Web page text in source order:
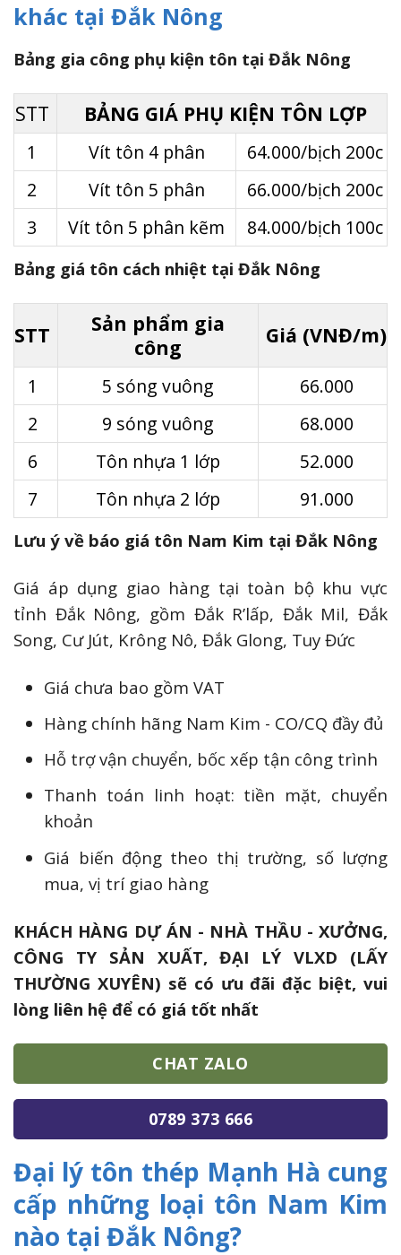
khác tại Đắk Nông
Bảng gia công phụ kiện tôn tại Đắk Nông
STT BẢNG GIÁ PHỤ KIỆN TÔN LỢP
1 Vít tôn 4 phân
64.000/bịch 200c
2
Vít tôn 5 phân
66.000/bịch 200c
3
Vít tôn 5 phân kẽm 84.000/bịch 100c
Bảng giá tôn cách nhiệt tại Đắk Nông
STT
Sản phẩm gia
công
Giá (VNĐ/m)
1 5 sóng vuông
66.000
2
9 sóng vuông
68.000
6
Tôn nhựa 1 lớp
52.000
7
Tôn nhựa 2 lớp 91.000
Lưu ý về báo giá tôn Nam Kim tại Đắk Nông
Giá áp dụng giao hàng tại toàn bộ khu vực
tỉnh Đắk Nông, gồm Đắk R’lấp, Đắk Mil, Đắk
Song, Cư Jút, Krông Nô, Đắk Glong, Tuy Đức
Giá chưa bao gồm VAT
Hàng chính hãng Nam Kim - CO/CQ đầy đủ
Hỗ trợ vận chuyển, bốc xếp tận công trình
Thanh toán linh hoạt: tiền mặt, chuyển
khoản
Giá biến động theo thị trường, số lượng
mua, vị trí giao hàng
KHÁCH HÀNG DỰ ÁN - NHÀ THẦU - XƯỞNG,
CÔNG TY SẢN XUẤT, ĐẠI LÝ VLXD (LẤY
THƯỜNG XUYÊN) sẽ có ưu đãi đặc biệt, vui
lòng liên hệ để có giá tốt nhất
CHAT ZALO
0789 373 666
Đại lý tôn thép Mạnh Hà cung
cấp những loại tôn Nam Kim
nào tại Đắk Nông?